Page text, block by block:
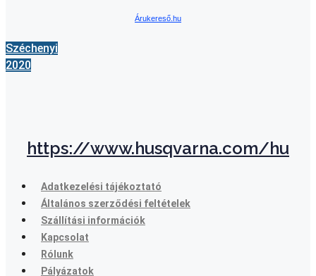
Árukereső.hu
Széchenyi
2020
https://www.husqvarna.com/hu
Adatkezelési tájékoztató
Általános szerződési feltételek
Szállítási információk
Kapcsolat
Rólunk
Pályázatok